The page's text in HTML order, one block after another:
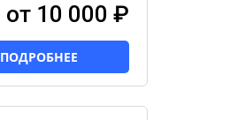
от 10 000 ₽
ПОДРОБНЕЕ